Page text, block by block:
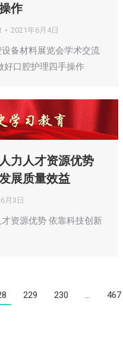
作
2021年6月4日
备材料展览会学术交流
好口腔护理四手操作
力人才资源优势
展质量效益
月3日
资源优势 依靠科技创新
229 230 … 467